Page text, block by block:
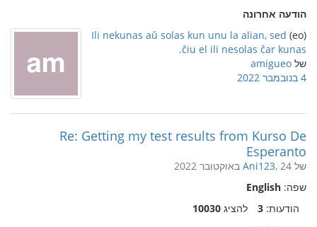
הודעה אחרונה
(eo)
Ili nekunas aŭ solas kun unu la alian, sed
ĉiu el ili nesolas ĉar kunas.
של amigueo
4 בנובמבר 2022
Re: Getting my test results from Kurso De
Esperanto
של Ani123, 24 באוקטובר 2022
שפה: English
הודעות: 3 להציג 10030